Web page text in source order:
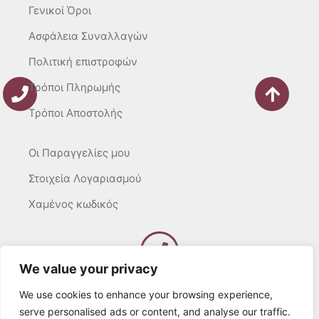
We value your privacy
We use cookies to enhance your browsing experience,
serve personalised ads or content, and analyse our traffic.
Γενικοί Όροι
Ασφάλεια Συναλλαγών
Πολιτική επιστροφών
Τρόποι Πληρωμής
Τρόποι Αποστολής
Οι Παραγγελίες μου
Στοιχεία Λογαριασμού
Χαμένος κωδικός
Καλέστε μας
Δευτ – Τετ. – Σαβ. : 10:00 – 15:00
Τρίτ. – Πέμπτ. – Παρ. : 10:00 – 21:00